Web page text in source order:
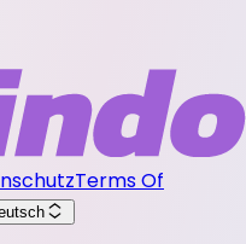
Terms Of